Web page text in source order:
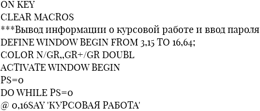
ON KEY
CLEAR MACROS
***Вывод информации о курсовой работе и ввод пароля
DEFINE WINDOW BEGIN FROM 3,15 TO 16,64;
COLOR N/GR,,GR+/GR DOUBL
ACTIVATE WINDOW BEGIN
PS=0
DO WHILE PS=0
@ 0,16SAY 'КУРСОВАЯ РАБОТА'